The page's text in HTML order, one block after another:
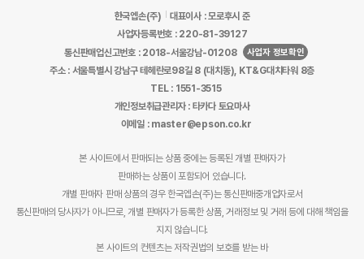
한국엡손(주)
대표이사 : 모로후시 준
사업자등록번호 : 220-81-39127
통신판매업신고번호 : 2018-서울강남-01208
사업자 정보확인
주소 : 서울특별시 강남구 테헤란로98길 8 (대치동), KT&G대치타워 8층
TEL : 1551-3515
개인정보취급관리자 : 타카다 토요마사
이메일 : master@epson.co.kr
본 사이트에서 판매되는 상품 중에는 등록된 개별 판매자가
판매하는 상품이 포함되어 있습니다.
개별 판매자 판매 상품의 경우 한국엡손(주)는 통신판매중개업자로서
통신판매의 당사자가 아니므로, 개별 판매자가 등록한 상품, 거래정보 및 거래 등에 대해 책임을
지지 않습니다.
본 사이트의 컨텐츠는 저작권법의 보호를 받는 바